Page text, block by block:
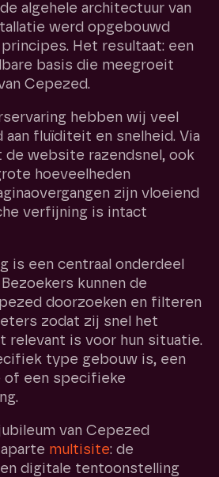
algehele architectuur van
werd opgebouwd
Het resultaat: een
basis die meegroeit
Cepezed.
hebben wij veel
aan fluïditeit en snelheid. Via
de website razendsnel, ook
hoeveelheden
zijn vloeiend
verfijning is intact
is een centraal onderdeel
kunnen de
doorzoeken en filteren
zodat zij snel het
relevant is voor hun situatie.
type gebouw is, een
of een specifieke
van Cepezed
multisite: de
digitale tentoonstelling